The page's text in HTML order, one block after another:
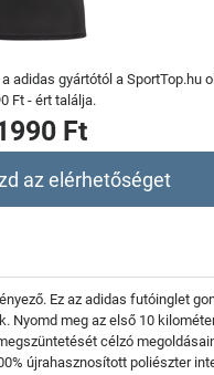
adidas gyártótól a SportTop.hu
Ft - ért találja.
Ft
az elérhetőséget
Ez az adidas futóinglet
Nyomd meg az első 10
célzó
újrahasznosított poliészter